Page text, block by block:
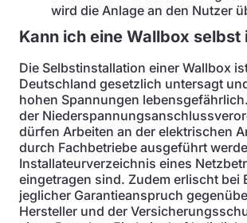
wird die Anlage an den Nutzer
Kann ich eine Wallbox selbst
Die Selbstinstallation einer Wallbox
Deutschland gesetzlich untersagt
hohen Spannungen
der
dürfen Arbeiten an der elektrischen
durch Fachbetriebe ausgeführt
Installateurverzeichnis eines
eingetragen sind. Zudem erlischt bei
jeglicher Garantieanspruch
Hersteller und der